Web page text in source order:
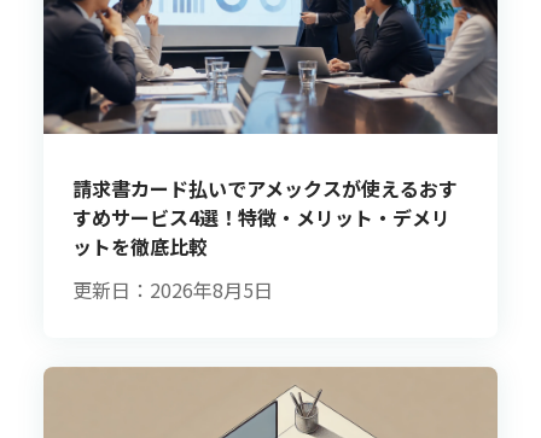
請求書カード払いでアメックスが使えるおす
すめサービス4選！特徴・メリット・デメリ
ットを徹底比較
更新日：2026年8月5日